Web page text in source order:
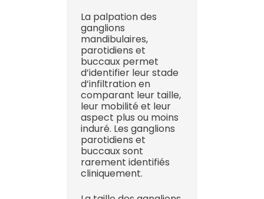
La palpation des
ganglions
mandibulaires,
parotidiens et
buccaux permet
d’identifier leur stade
d’infiltration en
comparant leur taille,
leur mobilité et leur
aspect plus ou moins
induré. Les ganglions
parotidiens et
buccaux sont
rarement identifiés
cliniquement.